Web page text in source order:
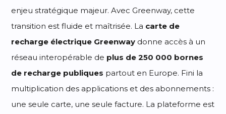
enjeu stratégique majeur. Avec Greenway, cette
transition est fluide et maîtrisée. La carte de
recharge électrique Greenway donne accès à un
réseau interopérable de plus de 250 000 bornes
de recharge publiques partout en Europe. Fini la
multiplication des applications et des abonnements :
une seule carte, une seule facture. La plateforme est